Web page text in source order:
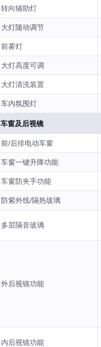
转向辅助灯
大灯随动调节
前雾灯
大灯高度可调
大灯清洗装置
车内氛围灯
车窗及后视镜
前/后排电动车窗
车窗一键升降功能
车窗防夹手功能
防紫外线/隔热玻璃
多层隔音玻璃
外后视镜功能
内后视镜功能